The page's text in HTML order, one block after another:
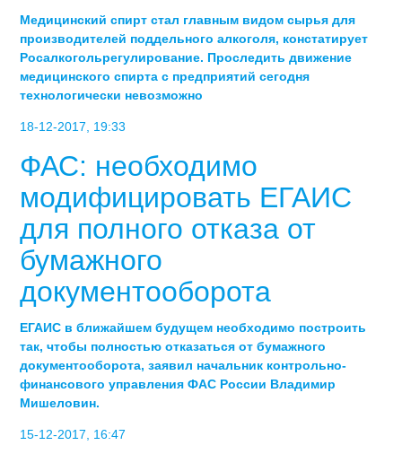
Медицинский спирт стал главным видом сырья для
производителей поддельного алкоголя, констатирует
Росалкогольрегулирование. Проследить движение
медицинского спирта с предприятий сегодня
технологически невозможно
18-12-2017, 19:33
ФАС: необходимо
модифицировать ЕГАИС
для полного отказа от
бумажного
документооборота
ЕГАИС в ближайшем будущем необходимо построить
так, чтобы полностью отказаться от бумажного
документооборота, заявил начальник контрольно-
финансового управления ФАС России Владимир
Мишеловин.
15-12-2017, 16:47